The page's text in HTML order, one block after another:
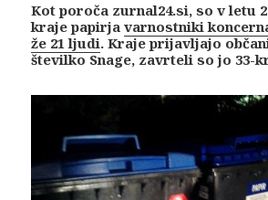
Kot poroča zurnal24.si, so v letu
kraje papirjavarnostniki
že 21 ljudi. Kraje prijavljajo
številko Snage, zavrteli so jo 33-